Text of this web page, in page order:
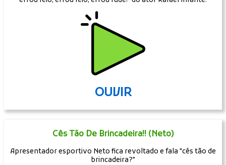
OUVIR
Cês Tão De Brincadeira!! (Neto)
Apresentador esportivo Neto fica revoltado e fala "cês tão de
brincadeira?"